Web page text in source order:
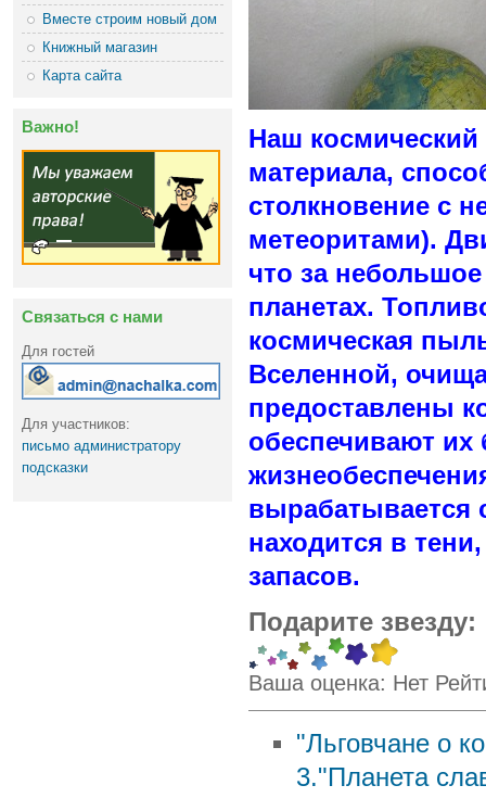
Вместе строим новый дом
Книжный магазин
Карта сайта
Важно!
Связаться с нами
Для гостей
Для участников:
письмо администратору
подсказки
Наш космический
материала,
столкновение с
метеоритами).
что за
планетах.
космическая
Вселенной,
предоставлены
обеспечивают их
вырабатывается
находится в
запасов.
Подарите звезду:
Ваша оценка: Нет
"Льговчане о
3."Планета